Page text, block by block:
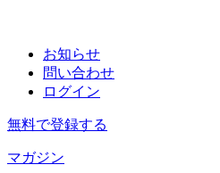
お知らせ
問い合わせ
ログイン
無料で登録する
マガジン